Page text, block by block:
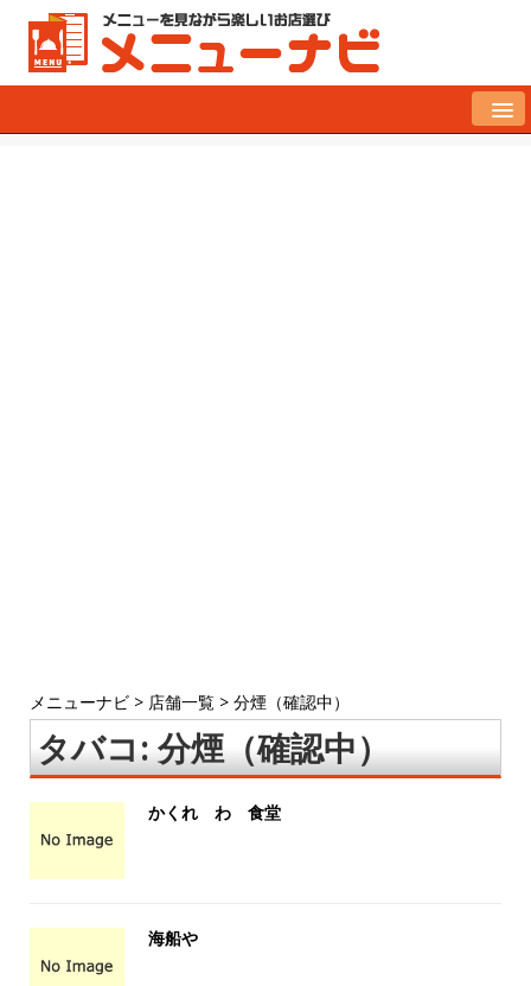
メニューナビ > 店舗一覧 > 分煙（確認中）
タバコ:分煙（確認中）
かくれ わ 食堂
海船や